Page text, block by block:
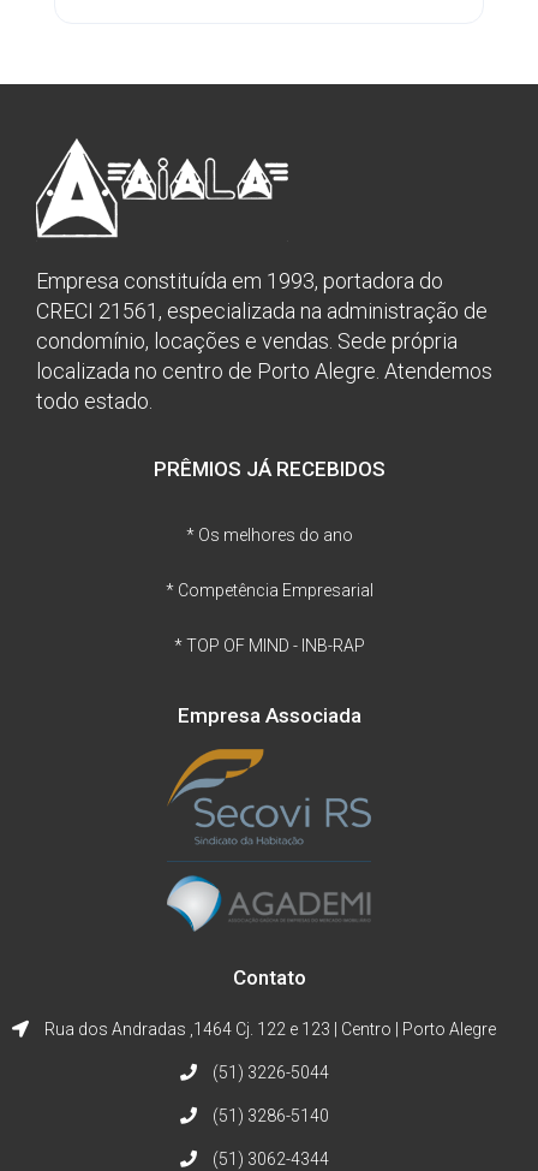
Empresa constituída em 1993, portadora do
CRECI 21561, especializada na administração de
condomínio, locações e vendas. Sede própria
localizada no centro de Porto Alegre. Atendemos
todo estado.
PRÊMIOS JÁ RECEBIDOS
* Os melhores do ano
* Competência Empresarial
* TOP OF MIND - INB-RAP
Empresa Associada
Contato
Rua dos Andradas ,1464 Cj. 122 e 123 | Centro | Porto Alegre
(51) 3226-5044
(51) 3286-5140
(51) 3062-4344